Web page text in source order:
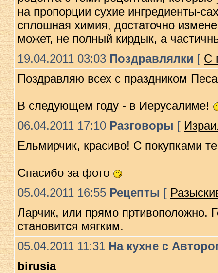
на пропорции сухие ингредиенты-
сплошная химия, достаточно
может, не полный кирдык, а
19.04.2011 03:03 Поздравлялки [ С
Поздравляю всех с праздником
В следующем году - в Иерусалиме!
06.04.2011 17:10 Разговоры [
Ельмирчик, красиво! С покупками
Спасибо за фото
05.04.2011 16:55 Рецепты [
Ларчик, или прямо пртивоположно.
становится мягким.
05.04.2011 11:31 На кухне с
birusia